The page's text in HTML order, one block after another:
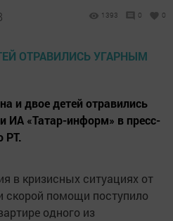
1393 0 0
и двое детей отравились
ИА «Татар-информ» в пресс-
РТ.
в кризисных ситуациях от
скорой помощи поступило
одного из